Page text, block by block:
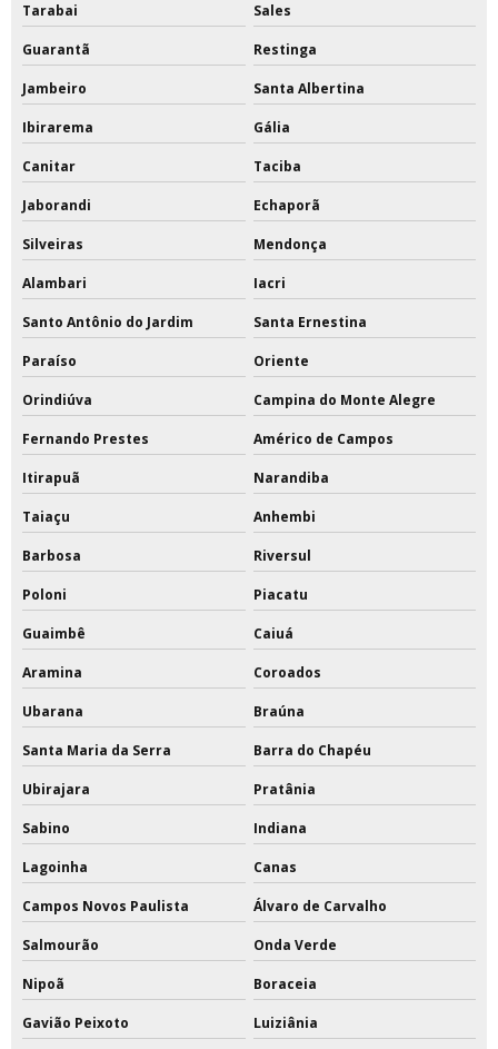
Tarabai Sales
Guarantã Restinga
Jambeiro Santa Albertina
Ibirarema Gália
Canitar Taciba
Jaborandi Echaporã
Silveiras Mendonça
Alambari Iacri
Santo Antônio do Jardim Santa Ernestina
Paraíso Oriente
Orindiúva Campina do Monte Alegre
Fernando Prestes Américo de Campos
Itirapuã Narandiba
Taiaçu Anhembi
Barbosa Riversul
Poloni Piacatu
Guaimbê Caiuá
Aramina Coroados
Ubarana Braúna
Santa Maria da Serra Barra do Chapéu
Ubirajara Pratânia
Sabino Indiana
Lagoinha Canas
Campos Novos Paulista Álvaro de Carvalho
Salmourão Onda Verde
Nipoã Boraceia
Gavião Peixoto Luiziânia